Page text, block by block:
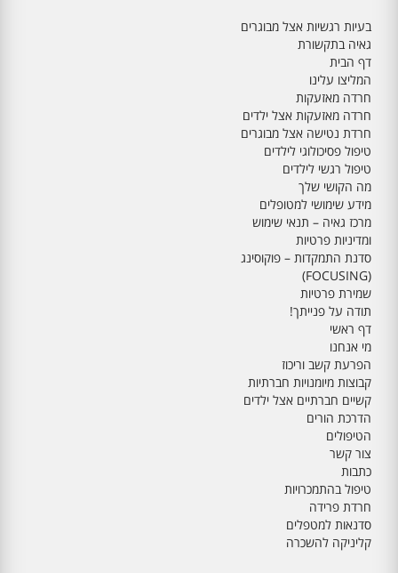
בעיות רגשיות אצל מבוגרים
גאיה בתקשורת
דף הבית
המליצו עלינו
חרדה מאזעקות
חרדה מאזעקות אצל ילדים
חרדת נטישה אצל מבוגרים
טיפול פסיכולוגי לילדים
טיפול רגשי לילדים
מה הקושי שלך
מידע שימושי למטופלים
מרכז גאיה – תנאי שימוש
ומדיניות פרטיות
סדנת התמקדות – פוקוסינג
(FOCUSING)
שמירת פרטיות
תודה על פנייתך!
דף ראשי
מי אנחנו
הפרעת קשב וריכוז
קבוצות מיומנויות חברתיות
קשיים חברתיים אצל ילדים
הדרכת הורים
הטיפולים
צור קשר
כתבות
טיפול בהתמכרויות
חרדת פרידה
סדנאות למטפלים
קליניקה להשכרה